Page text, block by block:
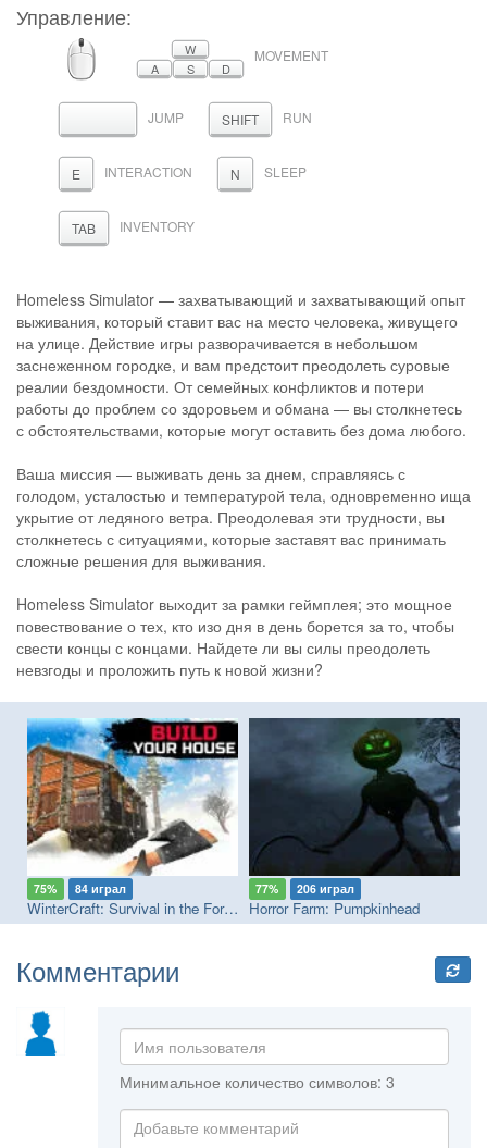
Управление:
МЫШЬ
W
A
S D
MOVEMENT
ПРОБЕЛJUMP SHIFT RUN
E INTERACTION N SLEEP
TAB INVENTORY
Homeless Simulator — захватывающий и захватывающий опыт
выживания, который ставит вас на место человека, живущего
на улице. Действие игры разворачивается в небольшом
заснеженном городке, и вам предстоит преодолеть суровые
реалии бездомности. От семейных конфликтов и потери
работы до проблем со здоровьем и обмана — вы столкнетесь
с обстоятельствами, которые могут оставить без дома любого.
Ваша миссия — выживать день за днем, справляясь с
голодом, усталостью и температурой тела, одновременно ища
укрытие от ледяного ветра. Преодолевая эти трудности, вы
столкнетесь с ситуациями, которые заставят вас принимать
сложные решения для выживания.
Homeless Simulator выходит за рамки геймплея; это мощное
повествование о тех, кто изо дня в день борется за то, чтобы
свести концы с концами. Найдете ли вы силы преодолеть
невзгоды и проложить путь к новой жизни?
75% 84 играл
WinterCraft: Survival in the Forest
77% 206 играл
Horror Farm: Pumpkinhead
Комментарии
Минимальное количество символов: 3